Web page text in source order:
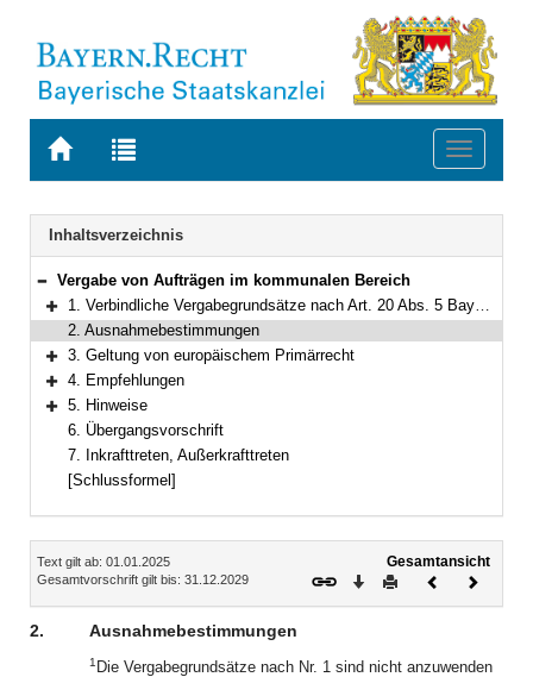
Zur
BAYERN.RECHT
Zur
letzten
Suche
Toggle
Navigation
Inhaltsverzeichnis
Bereich reduzieren
Vergabe von Aufträgen im kommunalen Bereich
Bereich erweitern
1. Verbindliche Vergabegrundsätze nach Art. 20 Abs. 5 BayWiVG, § 31 Abs. 2 KommHV-Kameralistik und § 30 Abs. 2 KommHV-Doppik
2. Ausnahmebestimmungen
Bereich erweitern
3. Geltung von europäischem Primärrecht
Bereich erweitern
4. Empfehlungen
Bereich erweitern
5. Hinweise
6. Übergangsvorschrift
7. Inkrafttreten, Außerkrafttreten
[Schlussformel]
Inhalt
Text gilt ab: 01.01.2025
Gesamtvorschrift gilt bis: 31.12.2029
Gesamtansicht
Download
DruckenVorheriges
2. Ausnahmebestimmungen
1 Die Vergabegrundsätze nach Nr. 1 sind nicht anzuwenden